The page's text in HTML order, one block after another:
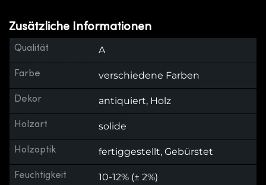
Zusätzliche Informationen
Qualität A
Farbe verschiedene Farben
Dekor antiquiert, Holz
Holzart solide
Holzoptik fertiggestellt, Gebürstet
Feuchtigkeit 10-12% (± 2%)